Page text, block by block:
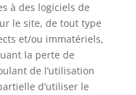
à des logiciels de
le site, de tout type
et/ou immatériels,
la perte de
de l’utilisation
d’utiliser le